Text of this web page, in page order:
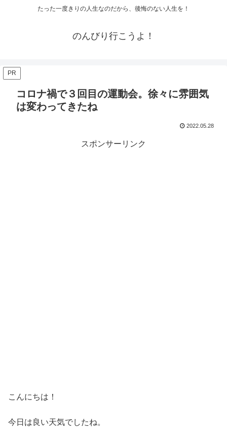
たった一度きりの人生なのだから、後悔のない人生を！
のんびり行こうよ！
PR
コロナ禍で３回目の運動会。徐々に雰囲気
は変わってきたね
2022.05.28
スポンサーリンク
こんにちは！
今日は良い天気でしたね。